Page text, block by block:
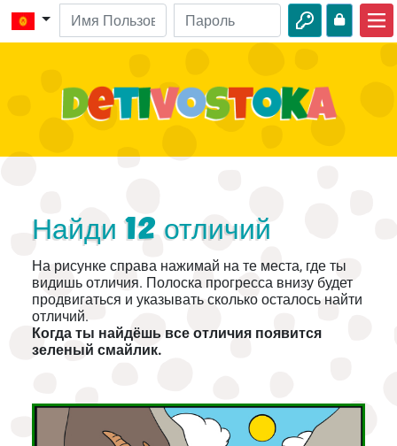
Библейские истории
Творчество
Найди 12 отличий
На рисунке справа нажимай на те места, где ты
видишь отличия. Полоска прогресса внизу будет
продвигаться и указывать сколько осталось найти
отличий.
Когда ты найдёшь все отличия появится
зеленый смайлик.